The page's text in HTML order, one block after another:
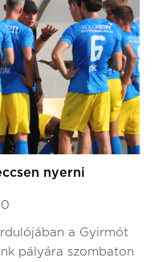
nyerni
a Gyirmót
pályára szombaton